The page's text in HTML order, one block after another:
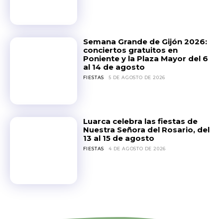
Semana Grande de Gijón 2026:
conciertos gratuitos en
Poniente y la Plaza Mayor del 6
al 14 de agosto
FIESTAS 5 DE AGOSTO DE 2026
Luarca celebra las fiestas de
Nuestra Señora del Rosario, del
13 al 15 de agosto
FIESTAS 4 DE AGOSTO DE 2026